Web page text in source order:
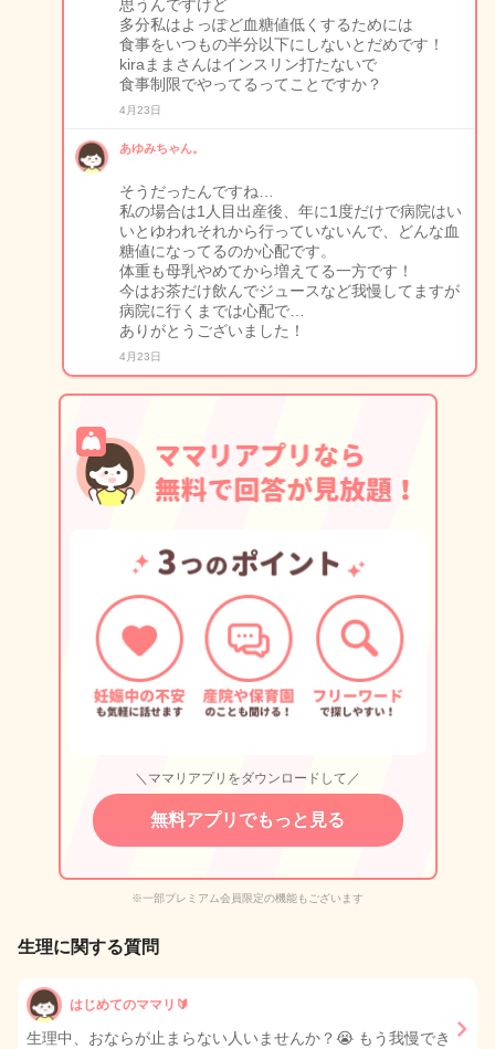
思うんですけど
多分私はよっぽど血糖値低くするためには
食事をいつもの半分以下にしないとだめです！
kiraままさんはインスリン打たないで
食事制限でやってるってことですか？
4月23日
あゆみちゃん。
そうだったんですね…
私の場合は1人目出産後、年に1度だけで病院はい
いとゆわれそれから行っていないんで、どんな血
糖値になってるのか心配です。
体重も母乳やめてから増えてる一方です！
今はお茶だけ飲んでジュースなど我慢してますが
病院に行くまでは心配で…
ありがとうございました！
4月23日
＼ママリアプリをダウンロードして／
無料アプリでもっと見る
※一部プレミアム会員限定の機能もございます
生理に関する質問
はじめてのママリ🔰
生理中、おならが止まらない人いませんか？😭 もう我慢でき